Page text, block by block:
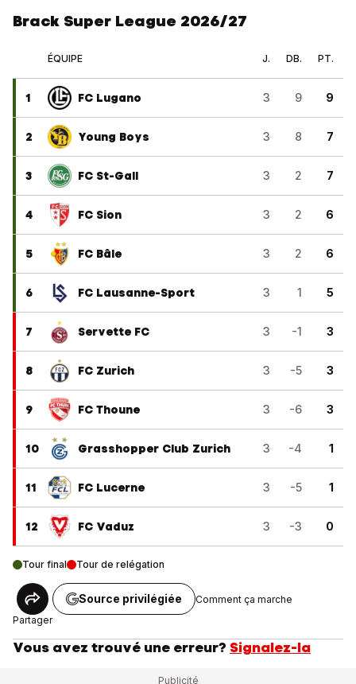
Brack Super League 2026/27
ÉQUIPE J. DB. PT.
1 FC Lugano 3 9 9
2 Young Boys 3 8 7
3 FC St-Gall 3 2 7
4 FC Sion 3 2 6
5 FC Bâle 3 2 6
6 FC Lausanne-Sport 3 1 5
7 Servette FC 3 -1 3
8 FC Zurich 3 -5 3
9 FC Thoune 3 -6 3
10 Grasshopper Club Zurich 3 -4 1
11 FC Lucerne 3 -5 1
12 FC Vaduz 3 -3 0
Tour final Tour de relégation
Partager
Source privilégiée Comment ça marche
Vous avez trouvé une erreur? Signalez-la